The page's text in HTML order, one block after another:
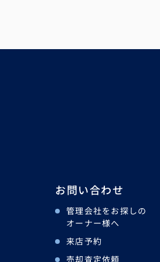
お問い合わせ
管理会社をお探しの
オーナー様へ
来店予約
売却査定依頼